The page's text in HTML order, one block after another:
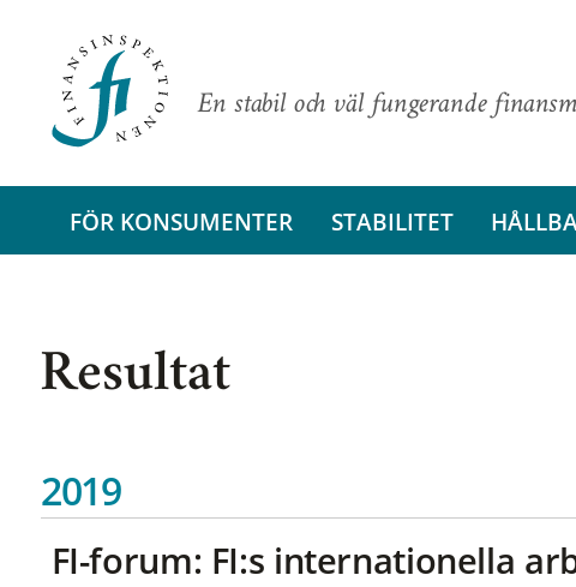
En stabil och väl fungerande
FÖR KONSUMENTER STABILITET
Resultat
2019
FI-forum: FI:s internationella